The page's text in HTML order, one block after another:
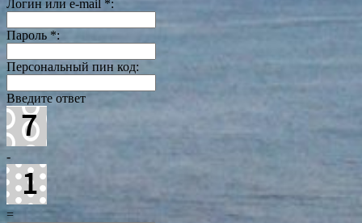
Логин или e-mail *:
Пароль *:
Персональный пин код:
Введите ответ
-
=